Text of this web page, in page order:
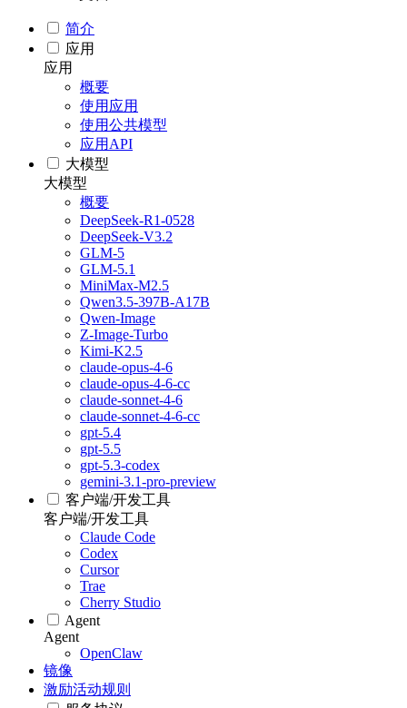
简介
应用
应用
概要
使用应用
使用公共模型
应用API
大模型
大模型
概要
DeepSeek-R1-0528
DeepSeek-V3.2
GLM-5
GLM-5.1
MiniMax-M2.5
Qwen3.5-397B-A17B
Qwen-Image
Z-Image-Turbo
Kimi-K2.5
claude-opus-4-6
claude-opus-4-6-cc
claude-sonnet-4-6
claude-sonnet-4-6-cc
gpt-5.4
gpt-5.5
gpt-5.3-codex
gemini-3.1-pro-preview
客户端/开发工具
客户端/开发工具
Claude Code
Codex
Cursor
Trae
Cherry Studio
Agent
Agent
OpenClaw
镜像
激励活动规则